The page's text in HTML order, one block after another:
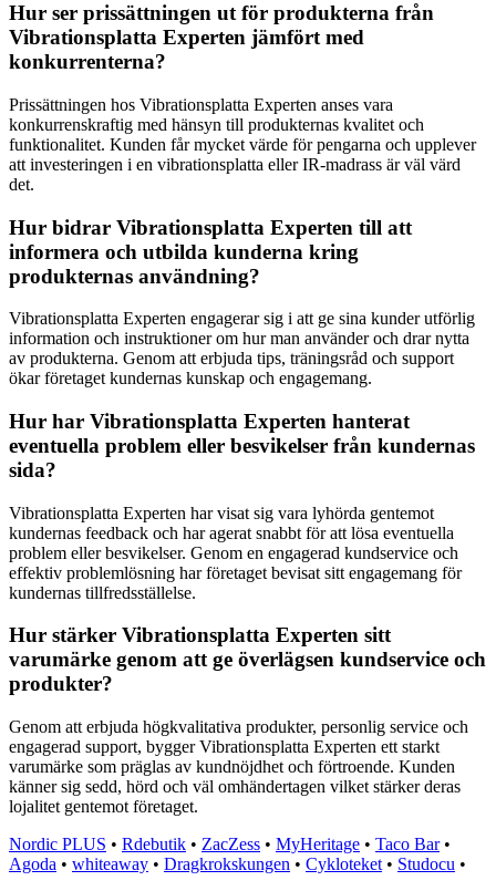
Hur ser prissättningen ut för produkterna från
Vibrationsplatta Experten jämfört med
konkurrenterna?
Prissättningen hos Vibrationsplatta Experten anses vara
konkurrenskraftig med hänsyn till produkternas kvalitet och
funktionalitet. Kunden får mycket värde för pengarna och upplever
att investeringen i en vibrationsplatta eller IR-madrass är väl värd
det.
Hur bidrar Vibrationsplatta Experten till att
informera och utbilda kunderna kring
produkternas användning?
Vibrationsplatta Experten engagerar sig i att ge sina kunder utförlig
information och instruktioner om hur man använder och drar nytta
av produkterna. Genom att erbjuda tips, träningsråd och support
ökar företaget kundernas kunskap och engagemang.
Hur har Vibrationsplatta Experten hanterat
eventuella problem eller besvikelser från kundernas
sida?
Vibrationsplatta Experten har visat sig vara lyhörda gentemot
kundernas feedback och har agerat snabbt för att lösa eventuella
problem eller besvikelser. Genom en engagerad kundservice och
effektiv problemlösning har företaget bevisat sitt engagemang för
kundernas tillfredsställelse.
Hur stärker Vibrationsplatta Experten sitt
varumärke genom att ge överlägsen kundservice och
produkter?
Genom att erbjuda högkvalitativa produkter, personlig service och
engagerad support, bygger Vibrationsplatta Experten ett starkt
varumärke som präglas av kundnöjdhet och förtroende. Kunden
känner sig sedd, hörd och väl omhändertagen vilket stärker deras
lojalitet gentemot företaget.
Nordic PLUS • Rdebutik • ZacZess • MyHeritage • Taco Bar•
Agoda • whiteaway • Dragkrokskungen • Cykloteket • Studocu •